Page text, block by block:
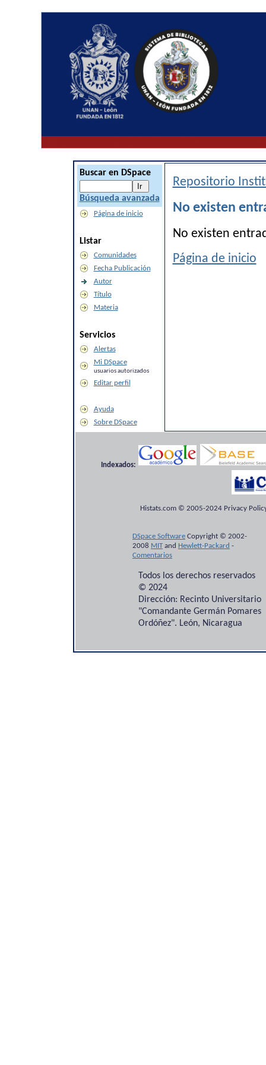
Buscar en DSpace
Búsqueda avanzada
Página de inicio
Listar
Comunidades
Fecha Publicación
Autor
Título
Materia
Servicios
Alertas
Mi DSpace
usuarios autorizados
Editar perfil
Ayuda
Sobre DSpace
Repositorio
No existen
No existen
Página de inicio
Indexados:
Histats.com © 2005-2024 Privacy
DSpace Software Copyright © 2002-
2008 MITand Hewlett-Packard -
Comentarios
Todos los derechos reservados
© 2024
Dirección: Recinto Universitario
"Comandante Germán Pomares
Ordóñez". León, Nicaragua